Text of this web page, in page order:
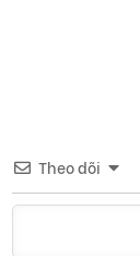
Theo dõi